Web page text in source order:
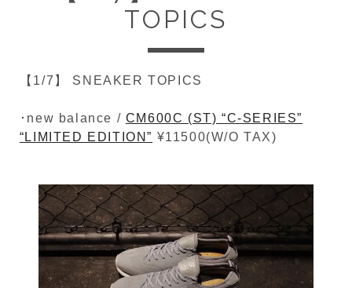
TOPICS
【1/7】 SNEAKER TOPICS
･new balance / CM600C (ST) “C-SERIES”
“LIMITED EDITION” ¥11500(W/O TAX)